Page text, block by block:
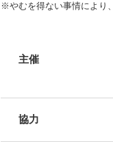
※やむを得ない事情により
主催
協力